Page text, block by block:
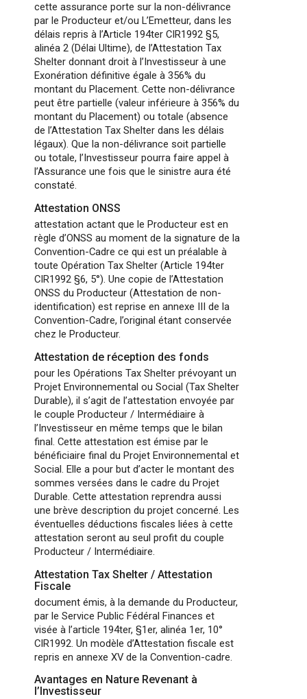
cette assurance porte sur la non-délivrance
par le Producteur et/ou L’Emetteur, dans les
délais repris à l’Article 194ter CIR1992 §5,
alinéa 2 (Délai Ultime), de l’Attestation Tax
Shelter donnant droit à l’Investisseur à une
Exonération définitive égale à 356% du
montant du Placement. Cette non-délivrance
peut être partielle (valeur inférieure à 356% du
montant du Placement) ou totale (absence
de l’Attestation Tax Shelter dans les délais
légaux). Que la non-délivrance soit partielle
ou totale, l’Investisseur pourra faire appel à
l’Assurance une fois que le sinistre aura été
constaté.
Attestation ONSS
attestation actant que le Producteur est en
règle d’ONSS au moment de la signature de la
Convention-Cadre ce qui est un préalable à
toute Opération Tax Shelter (Article 194ter
CIR1992 §6, 5°). Une copie de l’Attestation
ONSS du Producteur (Attestation de non-
identification) est reprise en annexe III de la
Convention-Cadre, l’original étant conservée
chez le Producteur.
Attestation de réception des fonds
pour les Opérations Tax Shelter prévoyant un
Projet Environnemental ou Social (Tax Shelter
Durable), il s’agit de l’attestation envoyée par
le couple Producteur / Intermédiaire à
l’Investisseur en même temps que le bilan
final. Cette attestation est émise par le
bénéficiaire final du Projet Environnemental et
Social. Elle a pour but d’acter le montant des
sommes versées dans le cadre du Projet
Durable. Cette attestation reprendra aussi
une brève description du projet concerné. Les
éventuelles déductions fiscales liées à cette
attestation seront au seul profit du couple
Producteur / Intermédiaire.
Attestation Tax Shelter / Attestation
Fiscale
document émis, à la demande du Producteur,
par le Service Public Fédéral Finances et
visée à l’article 194ter, §1er, alinéa 1er, 10°
CIR1992. Un modèle d’Attestation fiscale est
repris en annexe XV de la Convention-cadre.
Avantages en Nature Revenant à
l’Investisseur